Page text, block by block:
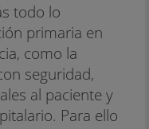
todo lo
primaria en
como la
seguridad,
al paciente y
Para ello